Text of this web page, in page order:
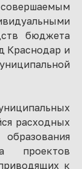
бюджета
Краснодар и
расходных
проектов
к